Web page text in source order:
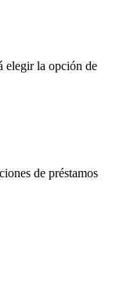
elegir la opción de
de préstamos